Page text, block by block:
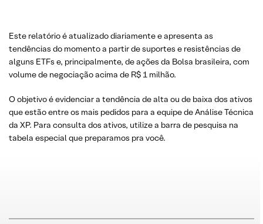
Este relatório é atualizado diariamente e apresenta as
tendências do momento a partir de suportes e resistências de
alguns ETFs e, principalmente, de ações da Bolsa brasileira, com
volume de negociação acima de R$ 1 milhão.
O objetivo é evidenciar a tendência de alta ou de baixa dos ativos
que estão entre os mais pedidos para a equipe de Análise Técnica
da XP. Para consulta dos ativos, utilize a barra de pesquisa na
tabela especial que preparamos pra você.